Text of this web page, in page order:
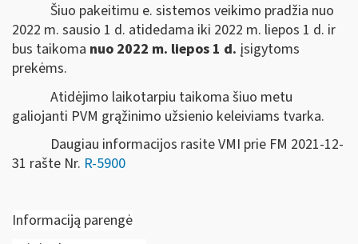
Šiuo pakeitimu e. sistemos veikimo pradžia nuo
2022 m. sausio 1 d. atidedama iki 2022 m. liepos 1 d. ir
bus taikoma nuo 2022 m. liepos 1 d. įsigytoms
prekėms.
Atidėjimo laikotarpiu taikoma šiuo metu
galiojanti PVM grąžinimo užsienio keleiviams tvarka.
Daugiau informacijos rasite VMI prie FM 2021-12-
31 rašte Nr. R-5900
Informaciją parengė